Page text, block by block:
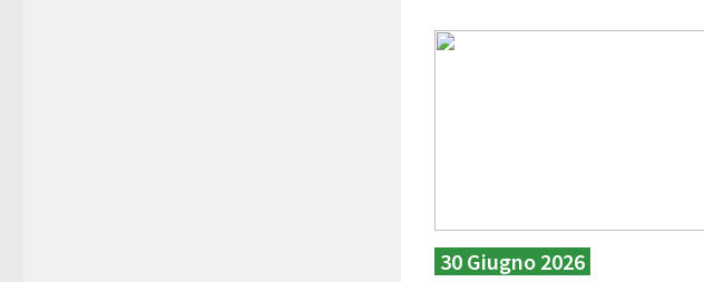
30 Giugno 2026